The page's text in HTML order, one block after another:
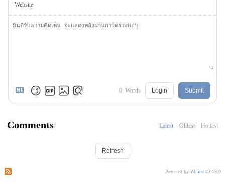
Website
0 Words Login Submit
Comments Latest Oldest Hottest
Refresh
Powered by Waline v3.13.0